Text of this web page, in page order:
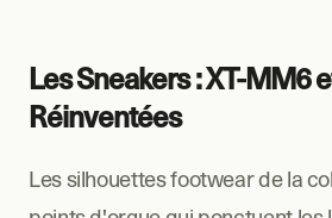
Les Sneakers : XT-MM6
Réinventées
Les silhouettes footwear de la